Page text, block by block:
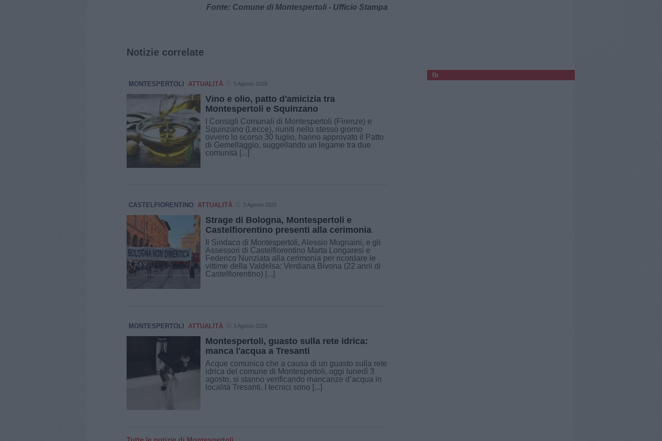
Fonte: Comune di Montespertoli - Ufficio Stampa
Notizie correlate
MONTESPERTOLI ATTUALITÀ 5 Agosto 2026
Vino e olio, patto d'amicizia tra
Montespertoli e Squinzano
I Consigli Comunali di Montespertoli (Firenze) e
Squinzano (Lecce), riuniti nello stesso giorno
ovvero lo scorso 30 luglio, hanno approvato il Patto
di Gemellaggio, suggellando un legame tra due
comunità [...]
CASTELFIORENTINO ATTUALITÀ 3 Agosto 2026
Strage di Bologna, Montespertoli e
Castelfiorentino presenti alla cerimonia
Il Sindaco di Montespertoli, Alessio Mugnaini, e gli
Assessori di Castelfiorentino Marta Longaresi e
Federico Nunziata alla cerimonia per ricordare le
vittime della Valdelsa: Verdiana Bivona (22 anni di
Castelfiorentino) [...]
MONTESPERTOLI ATTUALITÀ 3 Agosto 2026
Montespertoli, guasto sulla rete idrica:
manca l'acqua a Tresanti
Acque comunica che a causa di un guasto sulla rete
idrica del comune di Montespertoli, oggi lunedì 3
agosto, si stanno verificando mancanze d’acqua in
località Tresanti. I tecnici sono [...]
fb